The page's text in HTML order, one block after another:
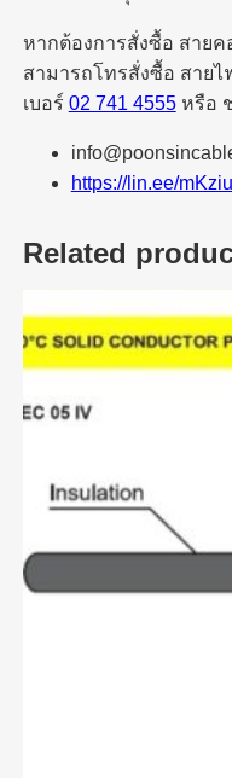
หากต้องการสั่งซื้อ สาย
สามารถโทรสั่งซื้อ สายไ
เบอร์ 02 741 4555หรือ
https://lin.ee/
Related